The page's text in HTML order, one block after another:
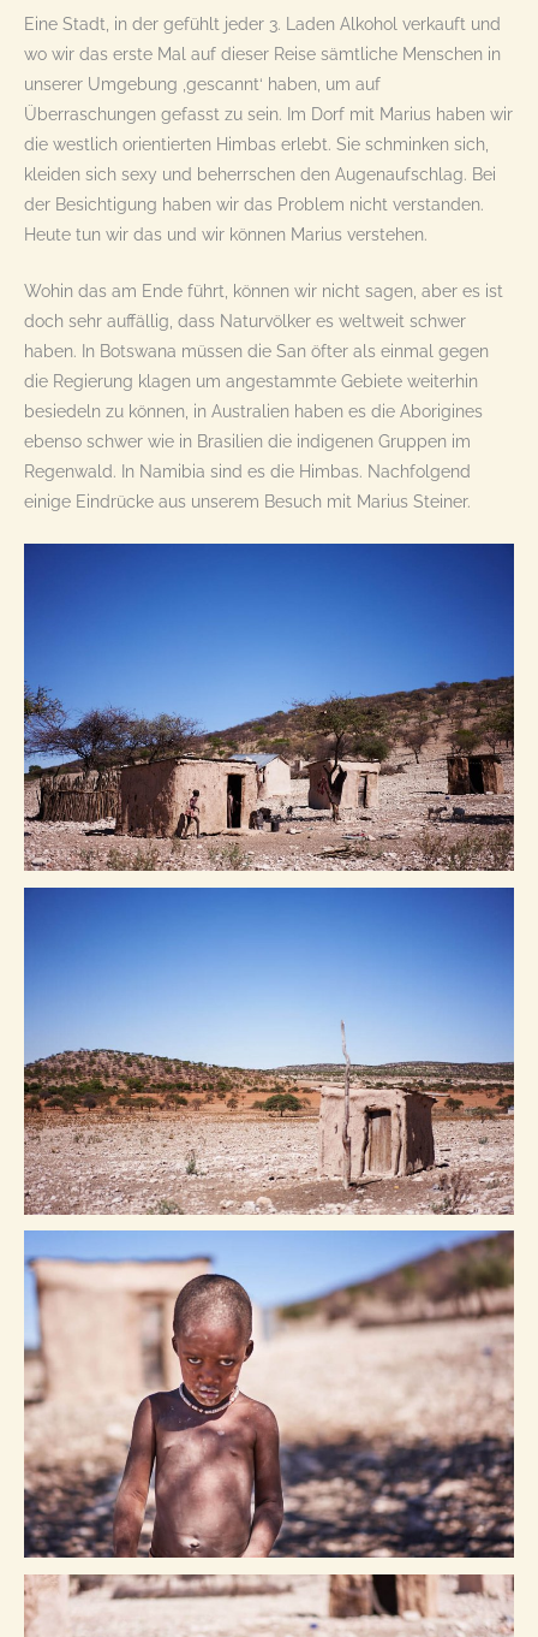
Eine Stadt, in der gefühlt jeder 3. Laden Alkohol verkauft und
wo wir das erste Mal auf dieser Reise sämtliche Menschen in
unserer Umgebung ‚gescannt‘ haben, um auf
Überraschungen gefasst zu sein. Im Dorf mit Marius haben wir
die westlich orientierten Himbas erlebt. Sie schminken sich,
kleiden sich sexy und beherrschen den Augenaufschlag. Bei
der Besichtigung haben wir das Problem nicht verstanden.
Heute tun wir das und wir können Marius verstehen.
Wohin das am Ende führt, können wir nicht sagen, aber es ist
doch sehr auffällig, dass Naturvölker es weltweit schwer
haben. In Botswana müssen die San öfter als einmal gegen
die Regierung klagen um angestammte Gebiete weiterhin
besiedeln zu können, in Australien haben es die Aborigines
ebenso schwer wie in Brasilien die indigenen Gruppen im
Regenwald. In Namibia sind es die Himbas. Nachfolgend
einige Eindrücke aus unserem Besuch mit Marius Steiner.